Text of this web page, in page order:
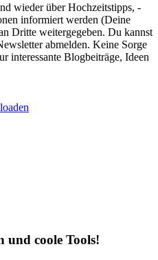
wieder über Hochzeitstipps, -
informiert werden (Deine
Dritte weitergegeben. Du kannst
abmelden. Keine Sorge
interessante Blogbeiträge, Ideen
und coole Tools!